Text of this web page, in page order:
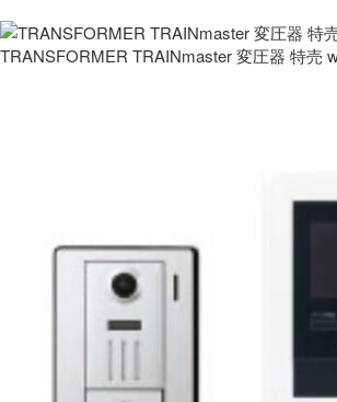
TRANSFORMER TRAINmaster 変圧器 特売